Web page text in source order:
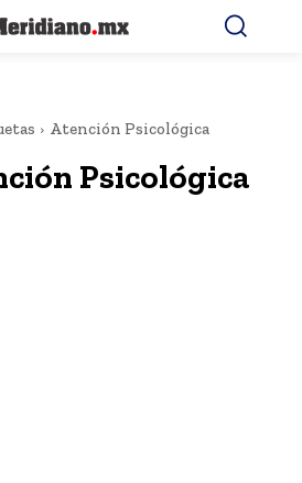
Atención Psicológica
Psicológica